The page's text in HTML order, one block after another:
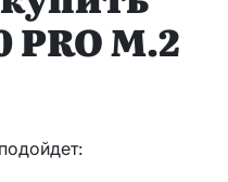
PRO M.2